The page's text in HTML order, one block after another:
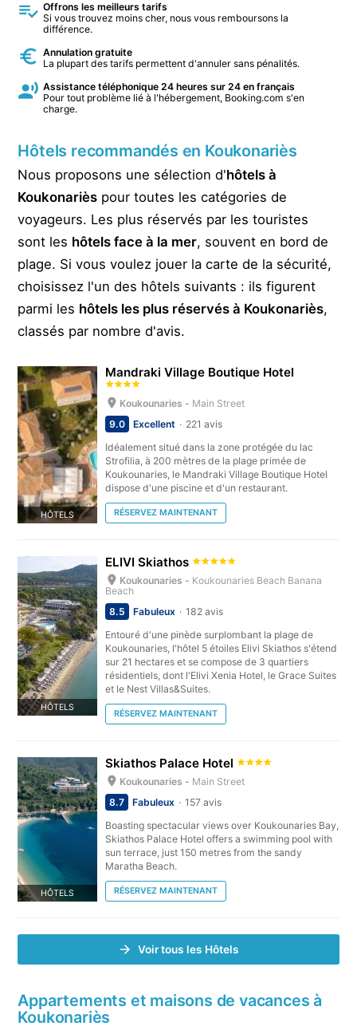
Offrons les meilleurs tarifs
Si vous trouvez moins cher, nous vous remboursons la
différence.
Annulation gratuite
La plupart des tarifs permettent d'annuler sans pénalités.
Assistance téléphonique 24 heures sur 24 en français
Pour tout problème lié à l'hébergement, Booking.com s'en
charge.
Hôtels recommandés en Koukonariès
Nous proposons une sélection d'hôtels à
Koukonariès pour toutes les catégories de
voyageurs. Les plus réservés par les touristes
sont les hôtels face à la mer, souvent en bord de
plage. Si vous voulez jouer la carte de la sécurité,
choisissez l'un des hôtels suivants : ils figurent
parmi les hôtels les plus réservés à Koukonariès,
classés par nombre d'avis.
HÔTELS
Mandraki Village Boutique Hotel
Koukounaries - Main Street
9.0
Excellent
221 avis
Idéalement situé dans la zone protégée du lac
Strofilia, à 200 mètres de la plage primée de
Koukounaries, le Mandraki Village Boutique Hotel
dispose d'une piscine et d'un restaurant.
RÉSERVEZ MAINTENANT
HÔTELS
ELIVI Skiathos
Koukounaries - Koukounaries Beach Banana
Beach
8.5
Fabuleux
182 avis
Entouré d'une pinède surplombant la plage de
Koukounaries, l'hôtel 5 étoiles Elivi Skiathos s'étend
sur 21 hectares et se compose de 3 quartiers
résidentiels, dont l'Elivi Xenia Hotel, le Grace Suites
et le Nest Villas&Suites.
RÉSERVEZ MAINTENANT
HÔTELS
Skiathos Palace Hotel
Koukounaries - Main Street
8.7
Fabuleux
157 avis
Boasting spectacular views over Koukounaries Bay,
Skiathos Palace Hotel offers a swimming pool with
sun terrace, just 150 metres from the sandy
Maratha Beach.
RÉSERVEZ MAINTENANT
Voir tous les Hôtels
Appartements et maisons de vacances à
Koukonariès